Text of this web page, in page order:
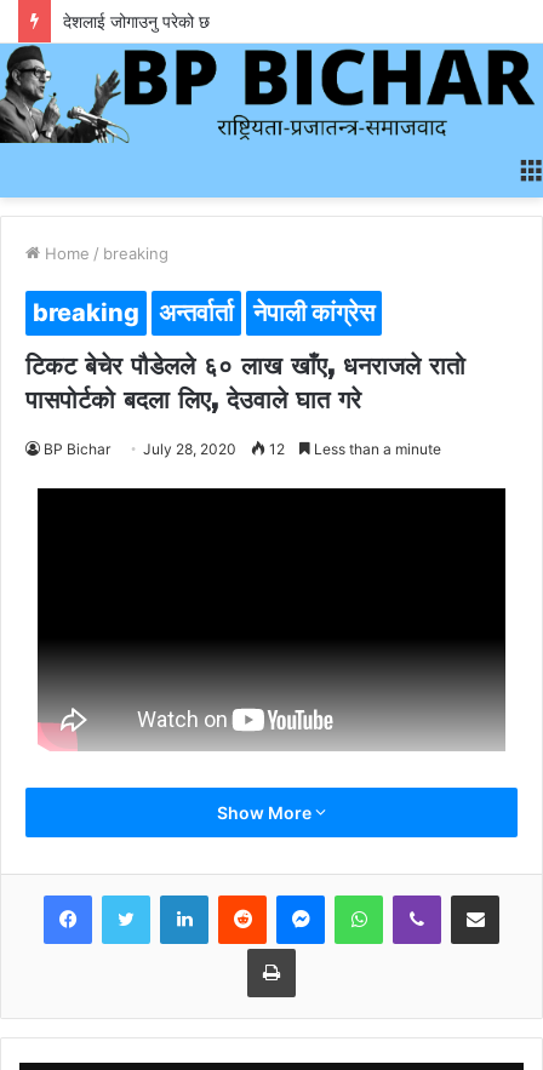
देशलाई जोगाउनु परेको छ
Home / breaking
breaking अन्तर्वार्ता नेपाली कांग्रेस
टिकट बेचेर पौडेलले ६० लाख खाँए, धनराजले रातो
पासपोर्टको बदला लिए, देउवाले घात गरे
BP Bichar July 28, 2020 12 Less than a minute
Show More
LinkedInReddit MessengerWhatsAppViber Share via Email
Print